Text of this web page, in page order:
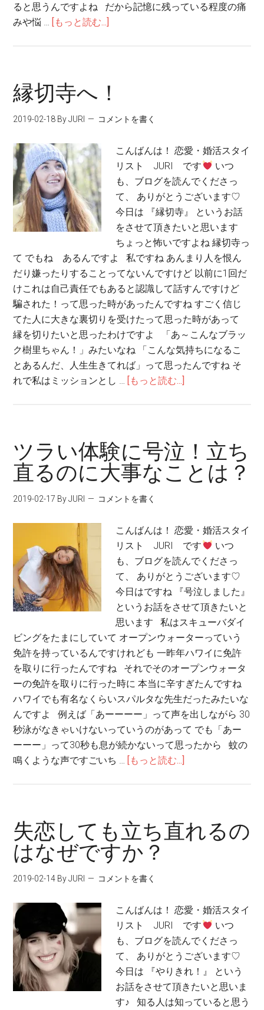
ると思うんですよね だから記憶に残っている程度の痛
みや悩 … [もっと読む...]
縁切寺へ！
2019-02-18 By JURI コメントを書く
こんばんは！ 恋愛・婚活スタイ
リスト JURI です
いつ
も、ブログを読んでくださっ
て、 ありがとうございます♡
今日は 『縁切寺』 というお話
をさせて頂きたいと思います
ちょっと怖いですよね 縁切寺っ
て でもね あるんですよ 私ですね あんまり人を恨ん
だり嫌ったりすることってないんですけど 以前に1回だ
けこれは自己責任でもあると認識して話すんですけど
騙された！って思った時があったんですね すごく信じ
てた人に大きな裏切りを受けたって思った時があって
縁を切りたいと思ったわけですよ 「あ～こんなブラッ
ク樹里ちゃん！」みたいなね 「こんな気持ちになるこ
とあるんだ、人生生きてれば」って思ったんですね そ
れで私はミッションとし … [もっと読む...]
ツラい体験に号泣！立ち
直るのに大事なことは？
2019-02-17 By JURI コメントを書く
こんばんは！ 恋愛・婚活スタイ
リスト JURI です
いつ
も、ブログを読んでくださっ
て、 ありがとうございます♡
今日はですね 『号泣しました』
というお話をさせて頂きたいと
思います 私はスキューバダイ
ビングをたまにしていて オープンウォーターっていう
免許を持っているんですけれども 一昨年ハワイに免許
を取りに行ったんですね それでそのオープンウォータ
ーの免許を取りに行った時に 本当に辛すぎたんですね
ハワイでも有名なくらいスパルタな先生だったみたいな
んですよ 例えば「あーーーー」って声を出しながら 30
秒泳がなきゃいけないっていうのがあって でも「あー
ーーー」って30秒も息が続かないって思ったから 蚊の
鳴くような声ですごいち … [もっと読む...]
失恋しても立ち直れるの
はなぜですか？
2019-02-14 By JURI コメントを書く
こんばんは！ 恋愛・婚活スタイ
リスト JURI です
いつ
も、ブログを読んでくださっ
て、 ありがとうございます♡
今日は 『やりきれ！』 という
お話をさせて頂きたいと思いま
す♪ 知る人は知っていると思う